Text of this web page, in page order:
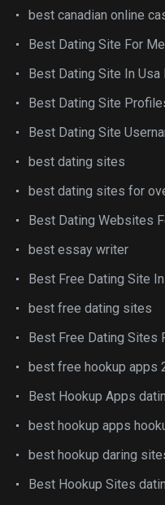
best canadian online
Best Dating Site For Me
Best Dating Site In Usa
Best Dating Site
Best Dating Site
best dating sites
best dating sites for
Best Dating Websites
best essay writer
Best Free Dating Site
best free dating sites
Best Free Dating Sites
best free hookup apps
Best Hookup Apps
best hookup apps
best hookup daring
Best Hookup Sites